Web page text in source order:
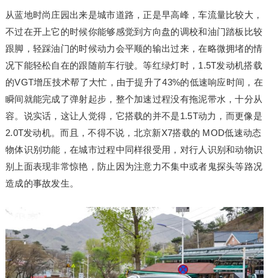
从蓝地时尚庄园出来是城市道路，正是早高峰，车流量比较大，
不过在开上它的时候你能够感觉到方向盘的调校和油门踏板比较
跟脚，轻踩油门的时候动力会平顺的输出过来，在略微拥堵的情
况下能轻松自在的跟随前车行驶。等红绿灯时，1.5T发动机搭载
的VGT增压技术帮了大忙，由于提升了43%的低速响应时间，在
瞬间就能完成了弹射起步，整个加速过程没有拖泥带水，十分从
容。说实话，这让人觉得，它搭载的并不是1.5T动力，而更像是
2.0T发动机。而且，不得不说，北京新X7搭载的 MOD低速动态
物体识别功能，在城市过程中同样很受用，对行人识别和动物识
别上面表现非常惊艳，防止因为注意力不集中或者鬼探头等路况
造成的事故发生。